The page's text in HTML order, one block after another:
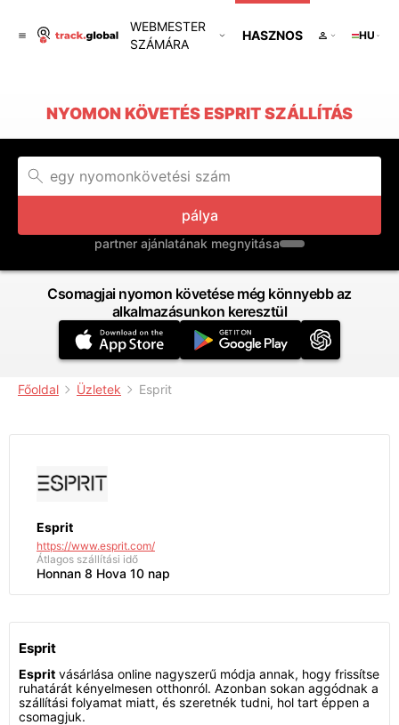
WEBMESTER
SZÁMÁRA
HASZNOS HU
NYOMON KÖVETÉS ESPRIT SZÁLLÍTÁS
pálya
partner ajánlatának megnyitása
Csomagjai nyomon követése még könnyebb az
alkalmazásunkon keresztül
Főoldal Üzletek Esprit
Esprit
https://www.esprit.com/
Átlagos szállítási idő
Honnan 8 Hova 10 nap
Esprit
Esprit vásárlása online nagyszerű módja annak, hogy frissítse
ruhatárát kényelmesen otthonról. Azonban sokan aggódnak a
szállítási folyamat miatt, és szeretnék tudni, hol tart éppen a
csomagjuk.